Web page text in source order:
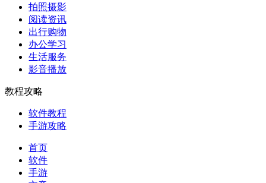
拍照摄影
阅读资讯
出行购物
办公学习
生活服务
影音播放
教程攻略
软件教程
手游攻略
首页
软件
手游